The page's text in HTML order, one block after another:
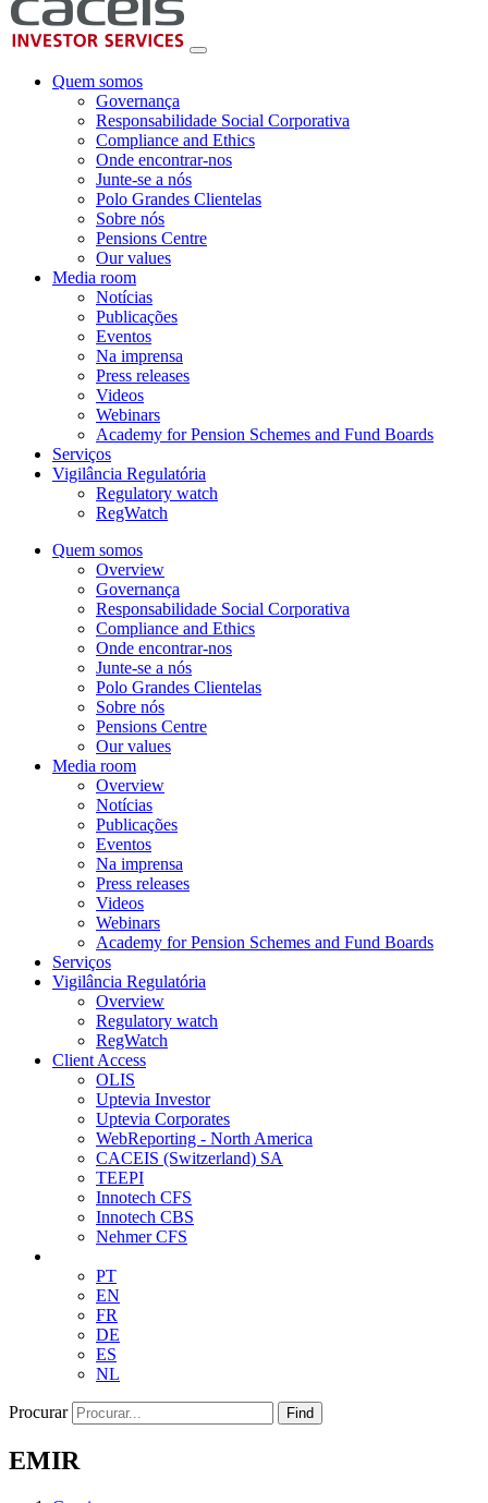
Quem somos
Governança
Responsabilidade Social Corporativa
Compliance and Ethics
Onde encontrar-nos
Junte-se a nós
Polo Grandes Clientelas
Sobre nós
Pensions Centre
Our values
Media room
Notícias
Publicações
Eventos
Na imprensa
Press releases
Videos
Webinars
Academy for Pension Schemes and Fund Boards
Serviços
Vigilância Regulatória
Regulatory watch
RegWatch
Quem somos
Overview
Governança
Responsabilidade Social Corporativa
Compliance and Ethics
Onde encontrar-nos
Junte-se a nós
Polo Grandes Clientelas
Sobre nós
Pensions Centre
Our values
Media room
Overview
Notícias
Publicações
Eventos
Na imprensa
Press releases
Videos
Webinars
Academy for Pension Schemes and Fund Boards
Serviços
Vigilância Regulatória
Overview
Regulatory watch
RegWatch
Client Access
OLIS
Uptevia Investor
Uptevia Corporates
WebReporting - North America
CACEIS (Switzerland) SA
TEEPI
Innotech CFS
Innotech CBS
Nehmer CFS
PT
EN
FR
DE
ES
NL
Procurar Find
EMIR